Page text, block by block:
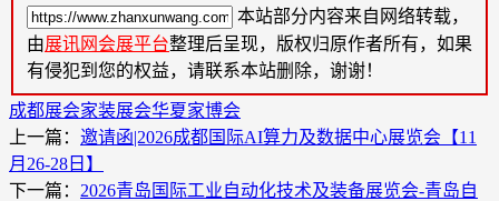
本站部分内容来自网络转载，
由展讯网会展平台整理后呈现，版权归原作者所有，如果
有侵犯到您的权益，请联系本站删除，谢谢！
成都展会家装展会华夏家博会
上一篇： 邀请函|2026成都国际AI算力及数据中心展览会【11
月26-28日】
下一篇： 2026青岛国际工业自动化技术及装备展览会-青岛自